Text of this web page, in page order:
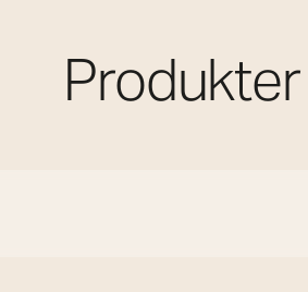
Produkter